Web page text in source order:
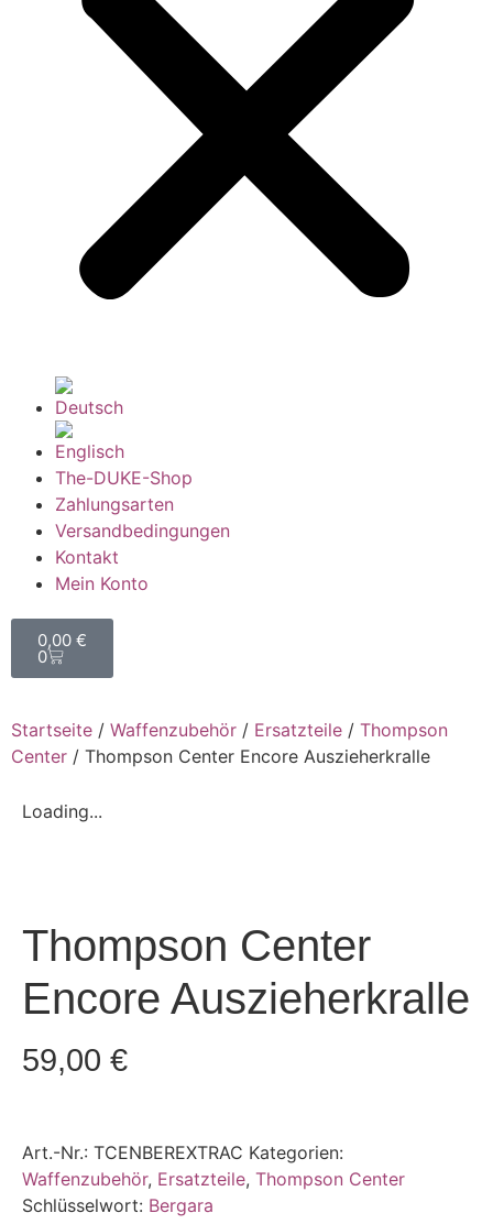
The-DUKE-Shop
Zahlungsarten
Versandbedingungen
Kontakt
Mein Konto
0,00 €
0
Startseite / Waffenzubehör / Ersatzteile / Thompson
Center / Thompson Center Encore Auszieherkralle
Loading...
Thompson Center
Encore Auszieherkralle
59,00 €
Art.-Nr.: TCENBEREXTRAC Kategorien:
Waffenzubehör, Ersatzteile, Thompson Center
Schlüsselwort: Bergara